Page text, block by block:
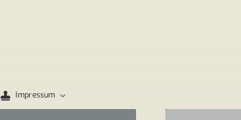
Impressum